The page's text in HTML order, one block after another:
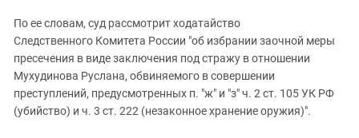
По ее словам, суд рассмотрит ходатайство
Следственного Комитета России "об избрании заочной меры
пресечения в виде заключения под стражу в отношении
Мухудинова Руслана, обвиняемого в совершении
преступлений, предусмотренных п. "ж" и "з" ч. 2 ст. 105 УК РФ
(убийство) и ч. 3 ст. 222 (незаконное хранение оружия)".